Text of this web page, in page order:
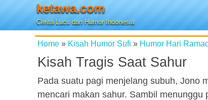
ketawa.com
Cerita Lucu dan Humor Indonesia
Home » Kisah Humor Sufi » Humor Hari
Kisah Tragis Saat Sahur
Pada suatu pagi menjelang subuh, Jono
mencari makan sahur. Sambil